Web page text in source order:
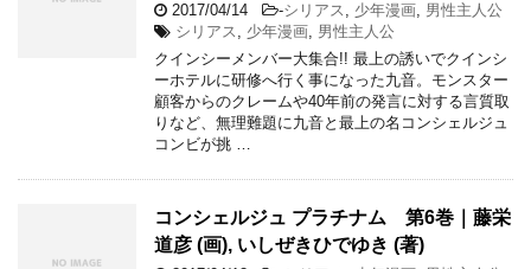
2017/04/14 -シリアス , 少年漫画, 男性主人公
シリアス , 少年漫画, 男性主人公
クインシーメンバー大集合!! 最上の誘いでクインシ
ーホテルに研修へ行く事になった九音。モンスター
顧客からのクレームや40年前の発言に対する言質取
りなど、無理難題に九音と最上の名コンシェルジュ
コンビが挑 …
コンシェルジュ プラチナム 第6巻｜藤栄
道彦 (画), いしぜきひでゆき (著)